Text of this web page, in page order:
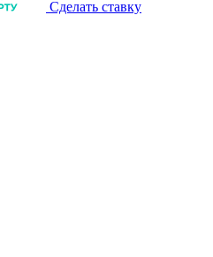
Сделать ставку